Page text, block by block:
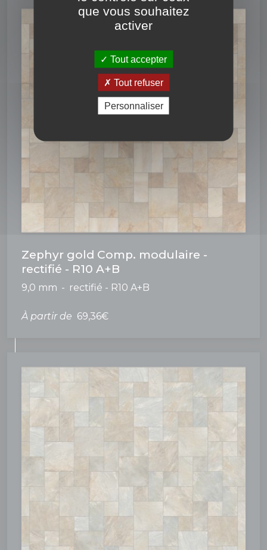
Zephyr gold Comp. modulaire -
rectifié - R10 A+B
9,0 mm rectifié - R10 A+B
À partir de 69,36€
que vous souhaitez
activer
Tout accepter
Tout refuser
Personnaliser